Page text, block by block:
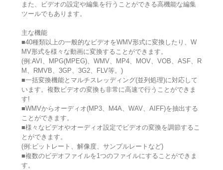
また、ビデオの設定や編集を行うことができる高機能な編集
ツールでもあります。
主な機能
■40種類以上の一般的なビデオをWMV形式に変換したり、W
MV形式を様々な動画に変換することができます。
(例:AVI、MPG(MPEG)、WMV、MP4、MOV、VOB、ASF、R
M、RMVB、3GP、3G2、FLV等。)
■一括変換機能とマルチスレッディング(並列処理)に対応して
います。複数ビデオの変換も非常に高速で行うことができま
す!
■WMVからオーディオ(MP3、M4A、WAV、AIFF)を抽出する
ことができます。
■様々なビデオやオーディオ設定でビデオの変換を調節するこ
とができます。
(例:ビットレート、解像度、サンプルレートなど)
■複数のビデオファイルを1つのファイルにすることができま
す。